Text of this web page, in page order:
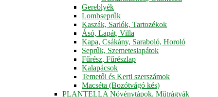
Gereblyék
Lombseprűk
Kaszák, Sarlók, Tartozékok
Ásó, Lapát, Villa
Kapa, Csákány, Saraboló, Horoló
Seprűk, Szemeteslapátok
Fűrész, Fűrészlap
Kalapácsok
Temetői és Kerti szerszámok
Macséta (Bozótvágó kés)
PLANTELLA Növénytápok, Műtrágyák